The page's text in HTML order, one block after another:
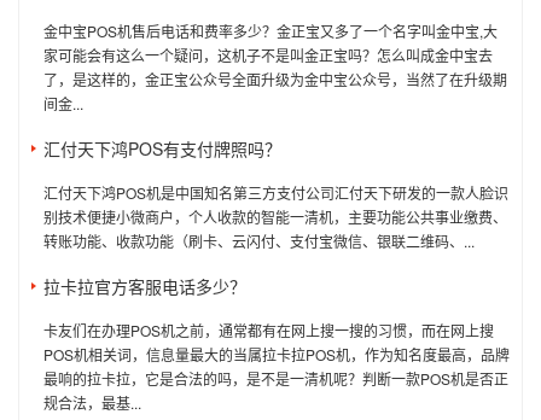
金中宝POS机售后电话和费率多少？金正宝又多了一个名字叫金中宝,大
家可能会有这么一个疑问，这机子不是叫金正宝吗？怎么叫成金中宝去
了，是这样的，金正宝公众号全面升级为金中宝公众号，当然了在升级期
间金...
汇付天下鸿POS有支付牌照吗？
汇付天下鸿POS机是中国知名第三方支付公司汇付天下研发的一款人脸识
别技术便捷小微商户，个人收款的智能一清机，主要功能公共事业缴费、
转账功能、收款功能（刷卡、云闪付、支付宝微信、银联二维码、...
拉卡拉官方客服电话多少？
卡友们在办理POS机之前，通常都有在网上搜一搜的习惯，而在网上搜
POS机相关词，信息量最大的当属拉卡拉POS机，作为知名度最高，品牌
最响的拉卡拉，它是合法的吗，是不是一清机呢？判断一款POS机是否正
规合法，最基...